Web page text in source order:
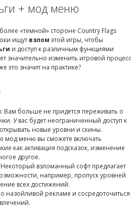
+ мод меню
«темной» стороне Country Flags
ищут взлом этой игры, чтобы
и доступ к различным функциями
значительно изменить игровой процесс
это значит на практике?
: Вам больше не придется переживать о
У вас будет неограниченный доступ к
новые уровни и скины.
мод меню вы сможете включать
как активация подсказок, изменение
другое.
Некоторый взломанный софт предлагает
например, пропуск уровней
всех достижений.
назойливой рекламе и сосредоточиться